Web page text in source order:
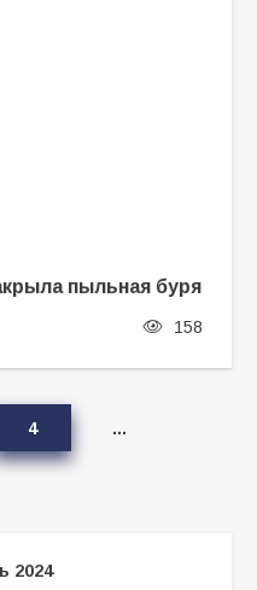
пыльная буря
158
4 …
2024